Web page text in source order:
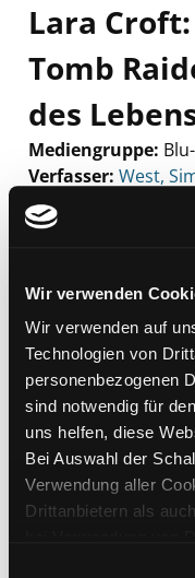
Wir verwenden
Wir verwenden auf
Technologien von
personenbezogenen
sind notwendig für
uns helfen, diese
Bei Auswahl der
Verwendung aller
Drittanbietern als
Lara
Tomb
des
Mediengruppe:
Verfasser: Suche
West,
Beschreibung
Zweigstelle:Ost
Signatur: TV.DE
Standort 2:
Status: Verfügbar